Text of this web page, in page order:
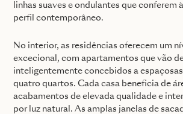
linhas suaves e ondulantes que conferem
perfil contemporâneo.
No interior, as residências oferecem um
excecional, com apartamentos que vão
inteligentemente concebidos a
quatro quartos. Cada casa beneficia de
acabamentos de elevada qualidade e
por luz natural. As amplas janelas de